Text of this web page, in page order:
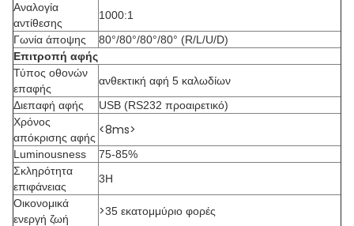
Αναλογία
αντίθεσης
1000:1
Γωνία άποψης
80°/80°/80°/80° (R/L/U/D)
Επιτροπή αφής
Τύπος οθονών
επαφής
ανθεκτική αφή 5 καλωδίων
Διεπαφή αφής
USB (RS232 προαιρετικό)
Χρόνος
απόκρισης αφής <8ms>
Luminousness
75-85%
Σκληρότητα
επιφάνειας
3H
Οικονομικά
ενεργή ζωή
>35 εκατομμύριο φορές